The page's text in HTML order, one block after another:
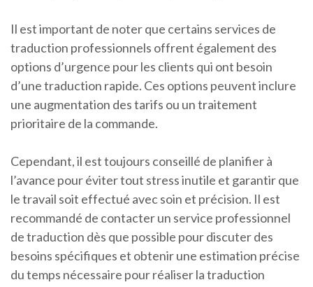
Il est important de noter que certains services de
traduction professionnels offrent également des
options d’urgence pour les clients qui ont besoin
d’une traduction rapide. Ces options peuvent inclure
une augmentation des tarifs ou un traitement
prioritaire de la commande.
Cependant, il est toujours conseillé de planifier à
l’avance pour éviter tout stress inutile et garantir que
le travail soit effectué avec soin et précision. Il est
recommandé de contacter un service professionnel
de traduction dès que possible pour discuter des
besoins spécifiques et obtenir une estimation précise
du temps nécessaire pour réaliser la traduction